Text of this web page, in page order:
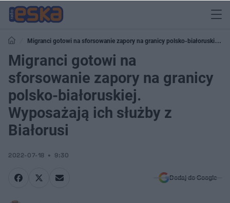
Migranci gotowi na sforsowanie zapory na granicy polsko-białoruskiej.
Wyposażają ich służby z Białorusi
Migranci gotowi na
sforsowanie zapory na granicy
polsko-białoruskiej.
Wyposażają ich służby z
Białorusi
2022-07-18 9:30
Dodaj do Google